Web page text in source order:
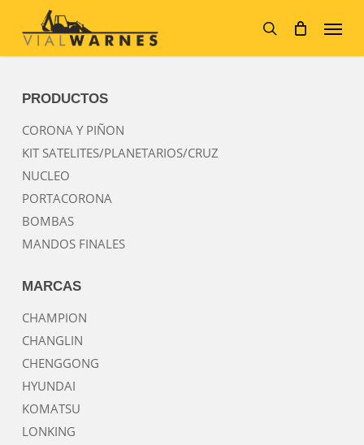
main
content
search
Menu
PRODUCTOS
CORONA Y PIÑON
KIT SATELITES/PLANETARIOS/CRUZ
NUCLEO
PORTACORONA
BOMBAS
MANDOS FINALES
MARCAS
CHAMPION
CHANGLIN
CHENGGONG
HYUNDAI
KOMATSU
LONKING